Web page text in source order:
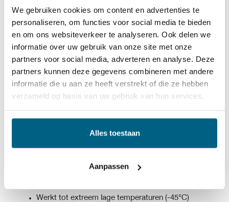
We gebruiken cookies om content en advertenties te
personaliseren, om functies voor social media te bieden
en om ons websiteverkeer te analyseren. Ook delen we
informatie over uw gebruik van onze site met onze
partners voor social media, adverteren en analyse. Deze
partners kunnen deze gegevens combineren met andere
informatie die u aan ze heeft verstrekt of die ze hebben
verzameld op basis van uw gebruik van hun services.
Alles toestaan
Aanpassen
9.6
SKU:791040 EAN:8718279051884
Categorieën:Overige,Ruitensproeiervloeistof
Helpt bevroren ramen snel te ontdooien en voorkomt
Werkt tot extreem lage temperaturen (-45°C)